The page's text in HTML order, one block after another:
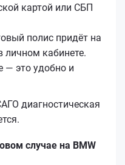
картой или СБП
полис придёт на
личном кабинете.
— это удобно и
диагностическая
случае на BMW